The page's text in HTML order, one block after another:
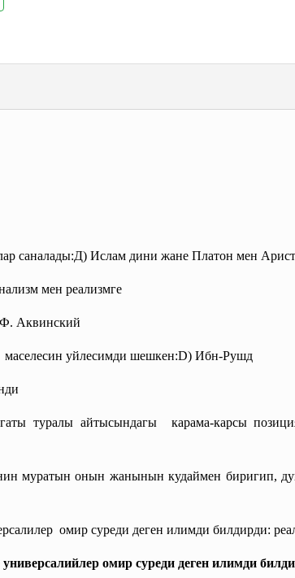
саналады:Д) Ислам дини жане Платон мен
мен реализмге
Аквинский
маселесин уйлесимди шешкен:D) Ибн-Рушд
туралы айтысындагы карама-карсы
муратын онын жанынын кудаймен биригип,
омир суреди деген илимди билдирди:
омир суреди деген илимди